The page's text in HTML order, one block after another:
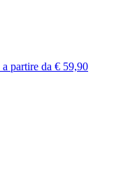
a partire da € 59,90